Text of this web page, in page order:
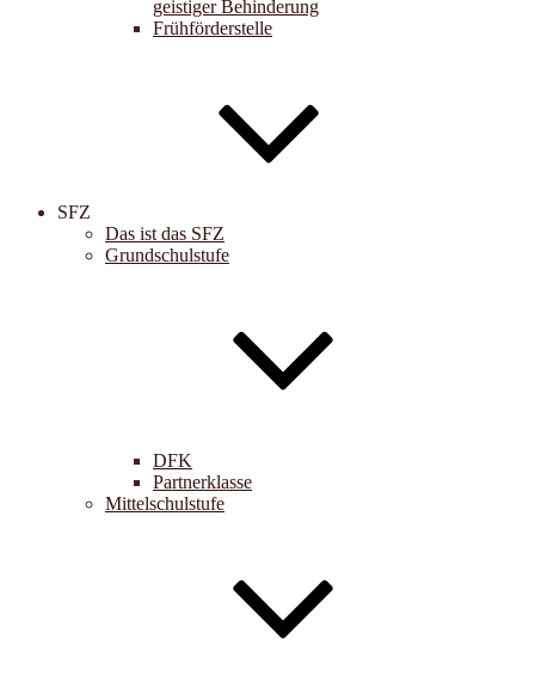
geistiger Behinderung
Frühförderstelle
SFZ
Das ist das SFZ
Grundschulstufe
DFK
Partnerklasse
Mittelschulstufe